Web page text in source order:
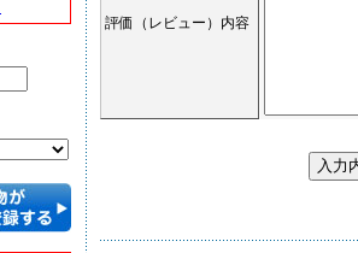
評価（レビュー）内容